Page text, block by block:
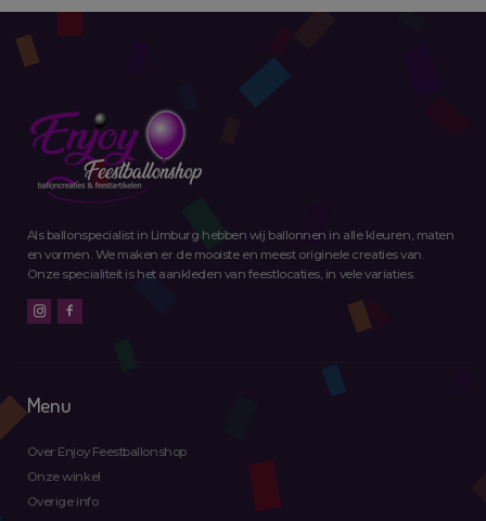
Als ballonspecialist in Limburg hebben wij ballonnen in alle kleuren, maten
en vormen. We maken er de mooiste en meest originele creaties van.
Onze specialiteit is het aankleden van feestlocaties, in vele variaties.
Menu
Over Enjoy Feestballonshop
Onze winkel
Overige info